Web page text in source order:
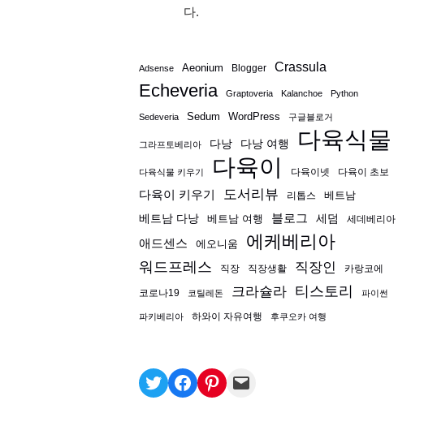
다.
Adsense Aeonium Blogger Crassula
Echeveria Graptoveria Kalanchoe Python
Sedeveria Sedum WordPress 구글블로거
그라프토베리아 다낭 다낭 여행 다육식물
다육식물 키우기 다육이 다육이넷 다육이 초보
다육이 키우기 도서리뷰 리톱스
베트남
베트남 다낭
베트남 여행 블로그 세덤 세데베리아
애드센스 에오니움 에케베리아
워드프레스 직장 직장생활 직장인 카랑코에
코로나19 코틸레돈 크라슐라 티스토리 파이썬
파키베리아 하와이 자유여행 후쿠오카 여행